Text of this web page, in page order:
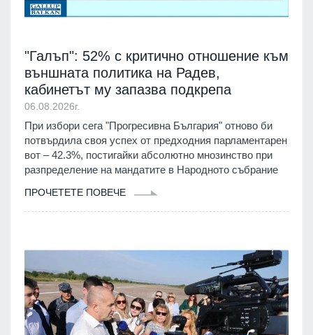
"Галъп": 52% с критично отношение към
външната политика на Радев,
кабинетът му запазва подкрепа
06.08.2026г.
При избори сега "Прогресивна България" отново би
потвърдила своя успех от предходния парламентарен
вот – 42.3%, постигайки абсолютно мнозинство при
разпределение на мандатите в Народното събрание
ПРОЧЕТЕТЕ ПОВЕЧЕ